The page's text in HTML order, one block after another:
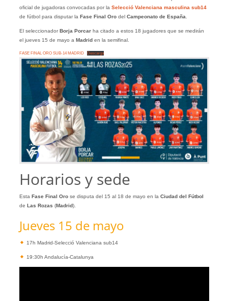
oficial de jugadoras convocadas por la Selecció Valenciana masculina sub14
de fútbol para disputar la Fase Final Orodel Campeonato de España
El seleccionadorBorja Porcarha citado a estos 18 jugadores que se medirán
el jueves 15 de mayo a Madriden la semifinal.
FASE FINAL ORO SUB-14 MADRID Descarga
Horarios y sede
Esta Fase Final Oro se disputa del 15 al 18 de mayo en la Ciudad del Fútbol
de Las Rozas (Madrid).
Jueves 15 de mayo
17h Madrid-Selecció Valenciana sub14
19:30h Andalucía-Catalunya